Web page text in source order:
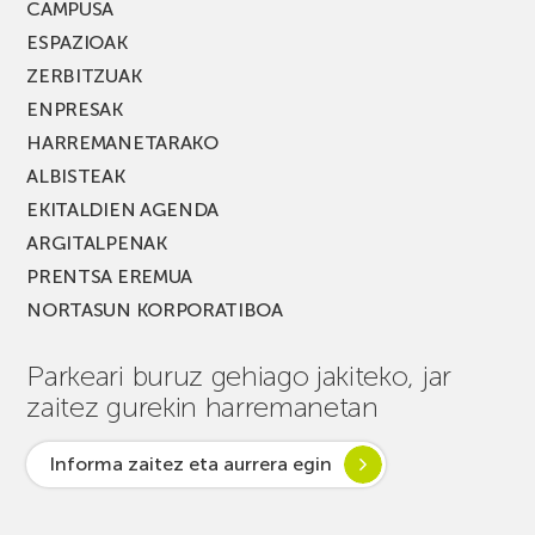
CAMPUSA
ESPAZIOAK
ZERBITZUAK
ENPRESAK
HARREMANETARAKO
ALBISTEAK
EKITALDIEN AGENDA
ARGITALPENAK
PRENTSA EREMUA
NORTASUN KORPORATIBOA
Parkeari buruz gehiago jakiteko, jar
zaitez gurekin harremanetan
Informa zaitez eta aurrera egin